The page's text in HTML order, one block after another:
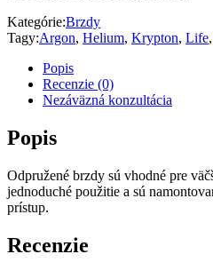
Kategórie:Brzdy
Tagy:Argon, Helium, Krypton, Life,
Popis
Recenzie (0)
Nezáväzná konzultácia
Popis
Odpružené brzdy sú vhodné pre
jednoduché použitie a sú
prístup.
Recenzie